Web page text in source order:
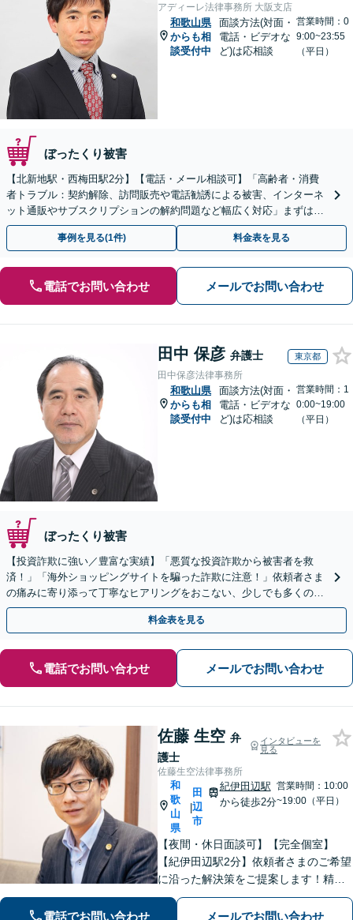
アディーレ法律事務所 大阪支店
和歌山県
からも相
談受付中
面談方法(対面・
電話・ビデオな
ど)は応相談
営業時間：0
9:00~23:55
（平日）
ぼったくり被害
【北新地駅・西梅田駅2分】【電話・メール相談可】「高齢者・消費
者トラブル：契約解除、訪問販売や電話勧誘による被害、インターネ
ット通販やサブスクリプションの解約問題など幅広く対応」まずは一
度ご相談ください【休日・夜間相談可】
事例を見る(1件) 料金表を見る
電話でお問い合わせ メールでお問い合わせ
田中 保彦 弁護士 東京都
田中保彦法律事務所
和歌山県
からも相
談受付中
面談方法(対面・
電話・ビデオな
ど)は応相談
営業時間：1
0:00~19:00
（平日）
ぼったくり被害
【投資詐欺に強い／豊富な実績】「悪質な投資詐欺から被害者を救
済！」「海外ショッピングサイトを騙った詐欺に注意！」依頼者さま
の痛みに寄り添って丁寧なヒアリングをおこない、少しでも多くの返
金が得られるよう尽力します！
料金表を見る
電話でお問い合わせ メールでお問い合わせ
佐藤 生空 弁
護士
インタビューを
見る
佐藤生空法律事務所
和
歌
山
県
|
田
辺
市
紀伊田辺駅
から徒歩2分
営業時間：10:00
~19:00（平日）
【夜間・休日面談可】【完全個室】
【紀伊田辺駅2分】依頼者さまのご希望
に沿った解決策をご提案します！精神
面への配慮も大切に【交通事故】示談
交渉の豊富な経験を活かし、賠償金の
電話でお問い合わせ メールでお問い合わせ